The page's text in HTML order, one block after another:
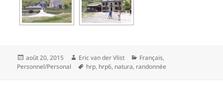
Posted
on
août 20, 2015 Author
Eric van der Vlist Categories
Français,
Personnel/Personal
Tags
hrp, hrp6, natura, randonnée